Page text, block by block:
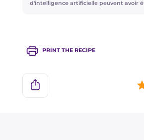
d'intelligence artificielle peuvent avoir
PRINT THE RECIPE